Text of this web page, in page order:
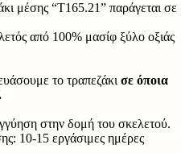
μέσης “Τ165.21” παράγεται σε
από 100% μασίφ ξύλο οξιάς
το τραπεζάκι σε όποια
στην δομή του σκελετού.
10-15 εργάσιμες ημέρες